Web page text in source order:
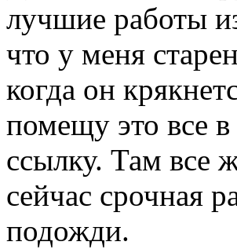
лучшие работы
что у меня
когда он
помещу это все
ссылку. Там все
сейчас срочная
подожди.